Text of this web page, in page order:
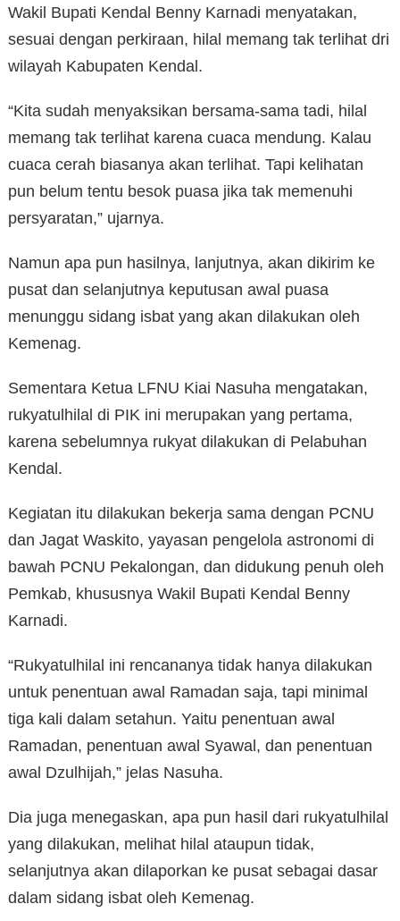
Wakil Bupati Kendal Benny Karnadi menyatakan,
sesuai dengan perkiraan, hilal memang tak terlihat dri
wilayah Kabupaten Kendal.
“Kita sudah menyaksikan bersama-sama tadi, hilal
memang tak terlihat karena cuaca mendung. Kalau
cuaca cerah biasanya akan terlihat. Tapi kelihatan
pun belum tentu besok puasa jika tak memenuhi
persyaratan,” ujarnya.
Namun apa pun hasilnya, lanjutnya, akan dikirim ke
pusat dan selanjutnya keputusan awal puasa
menunggu sidang isbat yang akan dilakukan oleh
Kemenag.
Sementara Ketua LFNU Kiai Nasuha mengatakan,
rukyatulhilal di PIK ini merupakan yang pertama,
karena sebelumnya rukyat dilakukan di Pelabuhan
Kendal.
Kegiatan itu dilakukan bekerja sama dengan PCNU
dan Jagat Waskito, yayasan pengelola astronomi di
bawah PCNU Pekalongan, dan didukung penuh oleh
Pemkab, khususnya Wakil Bupati Kendal Benny
Karnadi.
“Rukyatulhilal ini rencananya tidak hanya dilakukan
untuk penentuan awal Ramadan saja, tapi minimal
tiga kali dalam setahun. Yaitu penentuan awal
Ramadan, penentuan awal Syawal, dan penentuan
awal Dzulhijah,” jelas Nasuha.
Dia juga menegaskan, apa pun hasil dari rukyatulhilal
yang dilakukan, melihat hilal ataupun tidak,
selanjutnya akan dilaporkan ke pusat sebagai dasar
dalam sidang isbat oleh Kemenag.